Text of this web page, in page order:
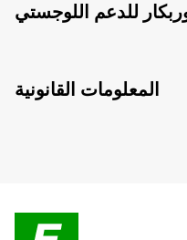
للدعم اللوجستي
المعلومات القانونية